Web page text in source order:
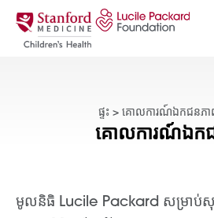
រំលងទៅមាតិកា
ផ្ទះ> គោលការណ៍ឯកជនភា
គោលការណ៍ឯក
មូលនិធិ Lucile Packard សម្រាប់សុ